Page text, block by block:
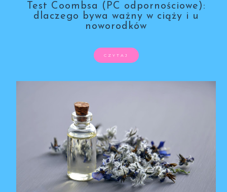
Test Coombsa (PC odpornościowe):
dlaczego bywa ważny w ciąży i u
noworodków
CZYTAJ